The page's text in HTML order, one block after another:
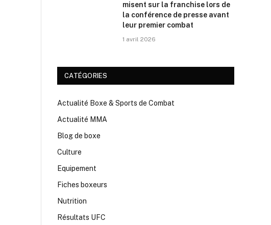
misent sur la franchise lors de
la conférence de presse avant
leur premier combat
1 avril 2026
CATÉGORIES
Actualité Boxe & Sports de Combat
Actualité MMA
Blog de boxe
Culture
Equipement
Fiches boxeurs
Nutrition
Résultats UFC